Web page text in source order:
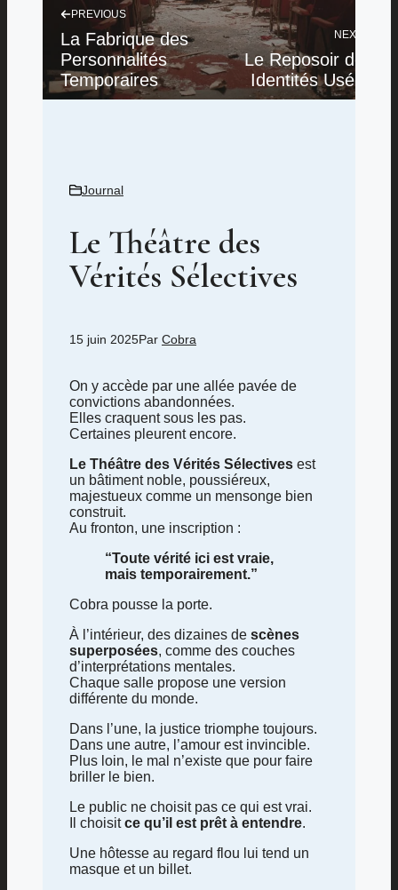
PREVIOUS
La Fabrique des
Personnalités
Temporaires
NEXT
Le Reposoir des
Identités Usées
Journal
Le Théâtre des
Vérités Sélectives
15 juin 2025Par Cobra
On y accède par une allée pavée de
convictions abandonnées.
Elles craquent sous les pas.
Certaines pleurent encore.
Le Théâtre des Vérités Sélectives est
un bâtiment noble, poussiéreux,
majestueux comme un mensonge bien
construit.
Au fronton, une inscription :
“Toute vérité ici est vraie,
mais temporairement.”
Cobra pousse la porte.
À l’intérieur, des dizaines de scènes
superposées, comme des couches
d’interprétations mentales.
Chaque salle propose une version
différente du monde.
Dans l’une, la justice triomphe toujours.
Dans une autre, l’amour est invincible.
Plus loin, le mal n’existe que pour faire
briller le bien.
Le public ne choisit pas ce qui est vrai.
Il choisitce qu’il est prêt à entendre.
Une hôtesse au regard flou lui tend un
masque et un billet.